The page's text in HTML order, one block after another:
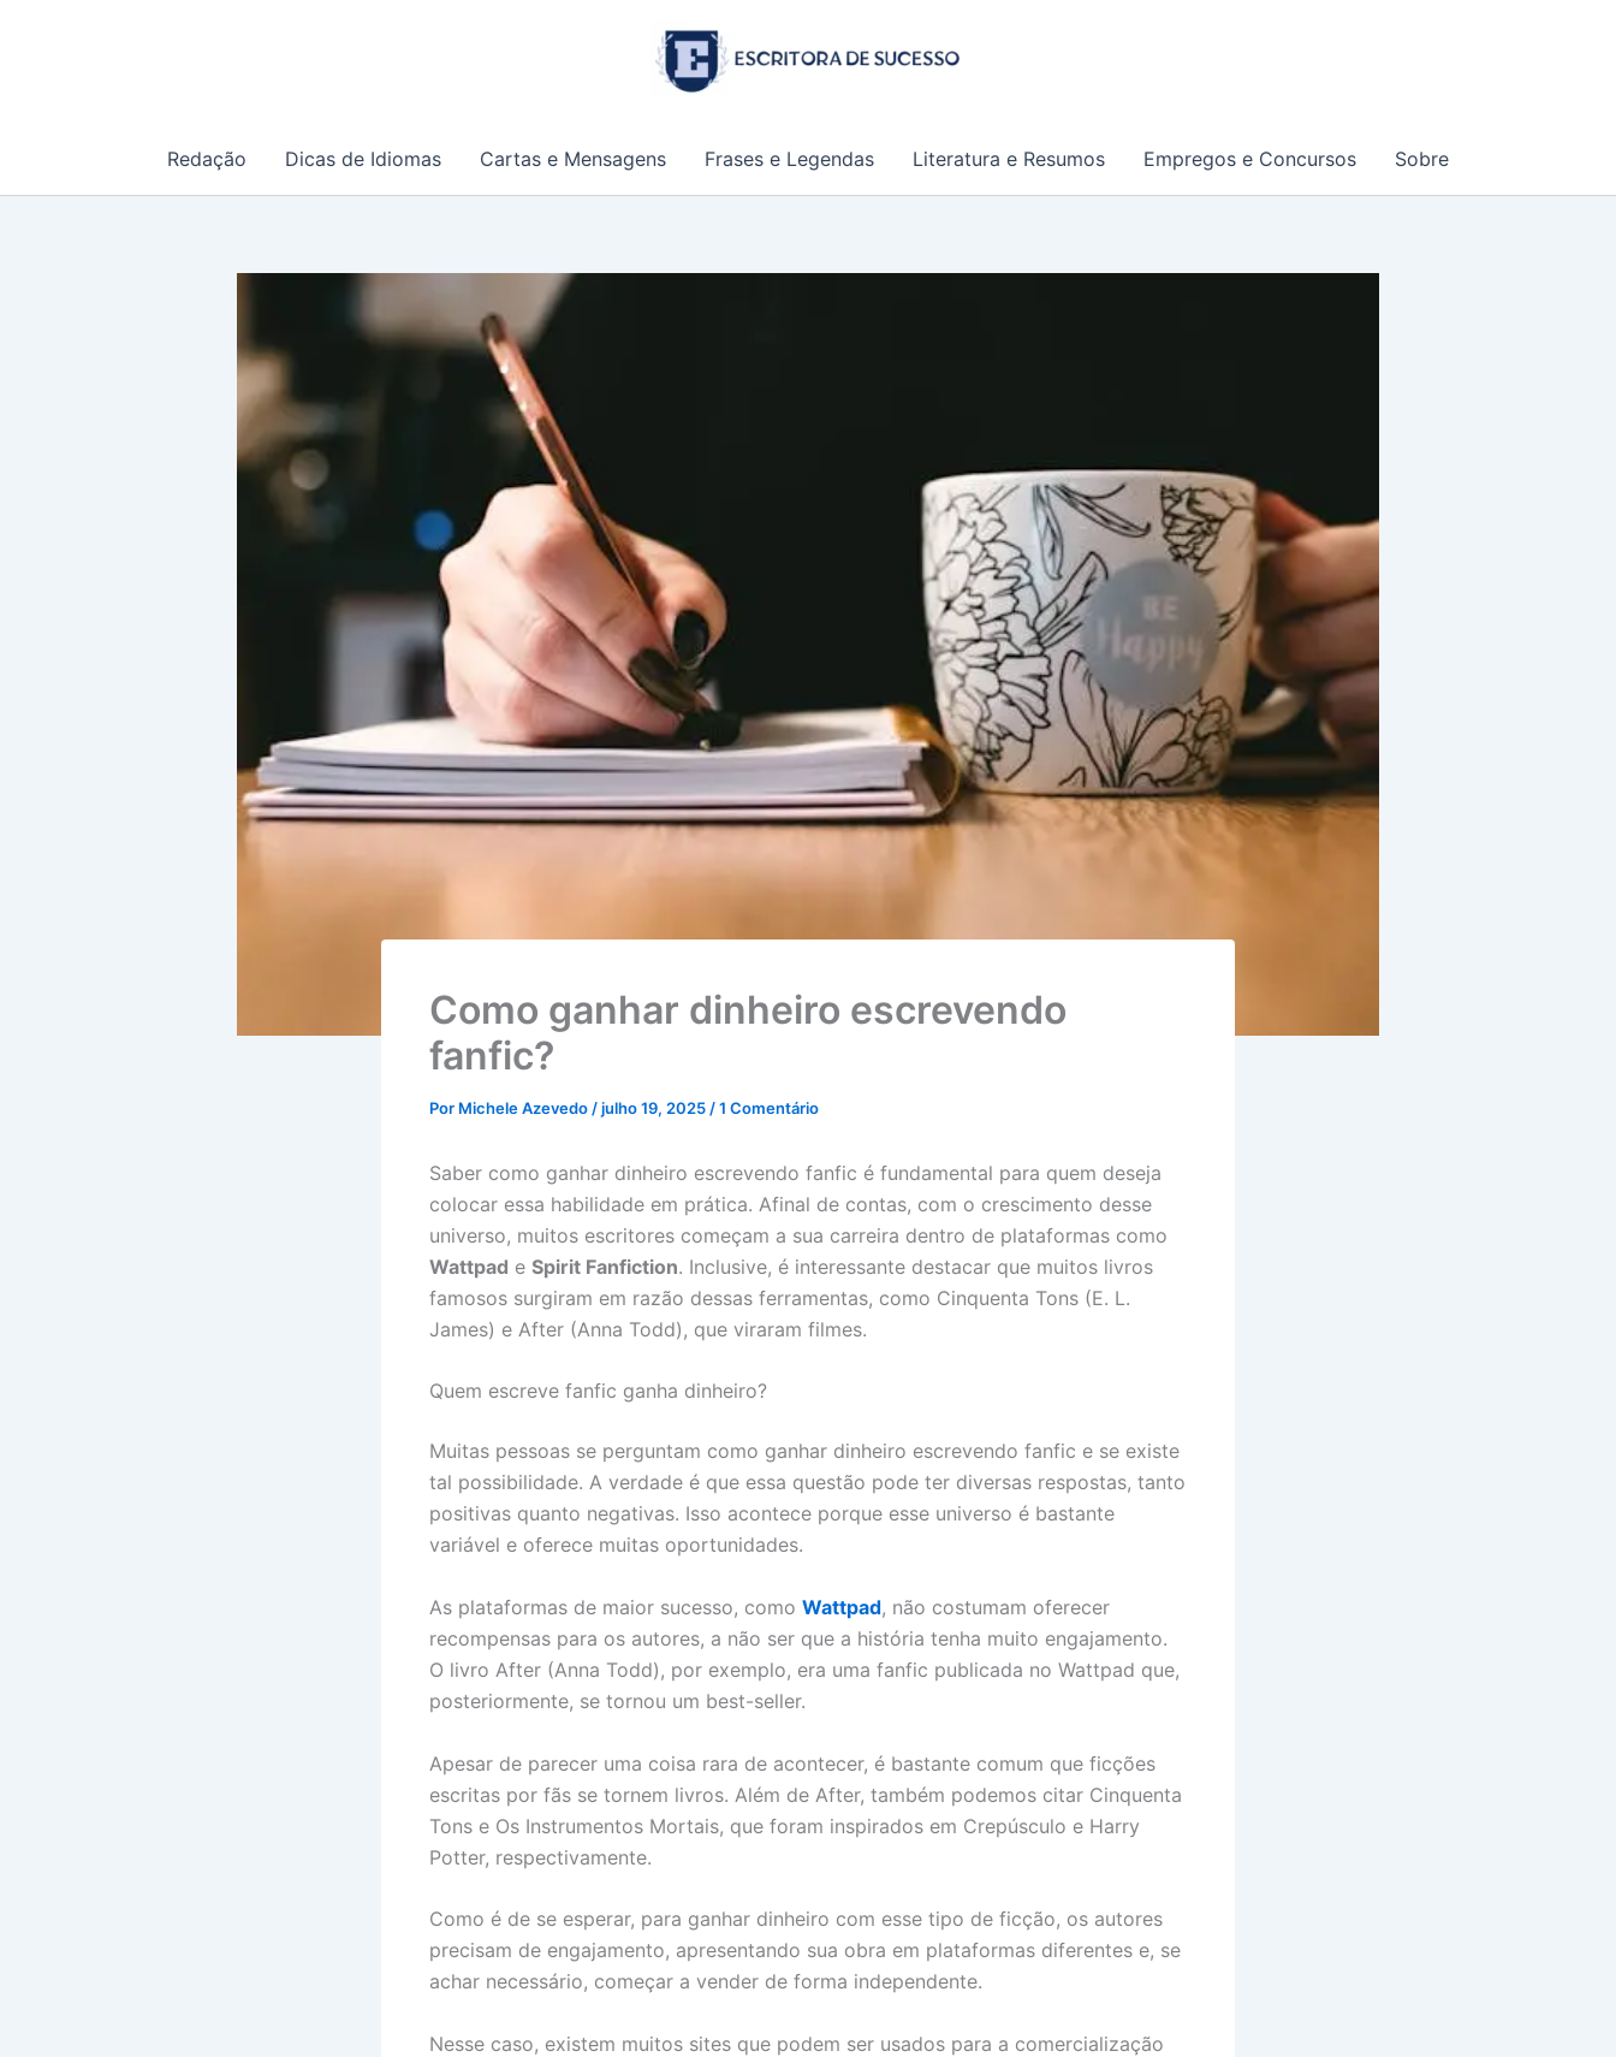
Redação Dicas de Idiomas Cartas e Mensagens Frases e Legendas Literatura e Resumos Empregos e Concursos Sobre
Como ganhar dinheiro escrevendo
fanfic?
Por Michele Azevedo /julho 19, 2025 /1 Comentário
Saber como ganhar dinheiro escrevendo fanfic é fundamental para quem deseja
colocar essa habilidade em prática. Afinal de contas, com o crescimento desse
universo, muitos escritores começam a sua carreira dentro de plataformas como
Wattpad e Spirit Fanfiction. Inclusive, é interessante destacar que muitos livros
famosos surgiram em razão dessas ferramentas, como Cinquenta Tons (E. L.
James) e After (Anna Todd), que viraram filmes.
Quem escreve fanfic ganha dinheiro?
Muitas pessoas se perguntam como ganhar dinheiro escrevendo fanfic e se existe
tal possibilidade. A verdade é que essa questão pode ter diversas respostas, tanto
positivas quanto negativas. Isso acontece porque esse universo é bastante
variável e oferece muitas oportunidades.
As plataformas de maior sucesso, como Wattpad, não costumam oferecer
recompensas para os autores, a não ser que a história tenha muito engajamento.
O livro After (Anna Todd), por exemplo, era uma fanfic publicada no Wattpad que,
posteriormente, se tornou um best-seller.
Apesar de parecer uma coisa rara de acontecer, é bastante comum que ficções
escritas por fãs se tornem livros. Além de After, também podemos citar Cinquenta
Tons e Os Instrumentos Mortais, que foram inspirados em Crepúsculo e Harry
Potter, respectivamente.
Como é de se esperar, para ganhar dinheiro com esse tipo de ficção, os autores
precisam de engajamento, apresentando sua obra em plataformas diferentes e, se
achar necessário, começar a vender de forma independente.
Nesse caso, existem muitos sites que podem ser usados para a comercialização